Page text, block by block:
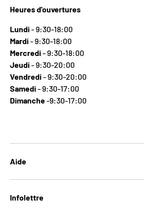
Heures d'ouvertures
Lundi- 9:30-18:00
Mardi- 9:30-18:00
Mercredi- 9:30-18:00
Jeudi- 9:30-20:00
Vendredi- 9:30-20:00
Samedi- 9:30-17:00
Dimanche-9:30-17:00
Aide
Infolettre